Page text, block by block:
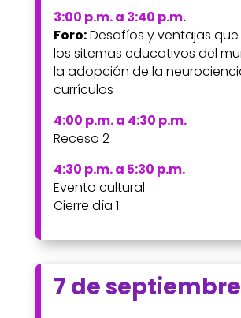
3:00 p.m. a 3:40 p.m.
Foro:Desafíos y ventajas que
los sitemas educativos del
la adopción de la
currículos
4:00 p.m. a 4:30 p.m.
Receso 2
4:30 p.m. a 5:30 p.m.
Evento cultural.
Cierre día 1.
7 de septiembre